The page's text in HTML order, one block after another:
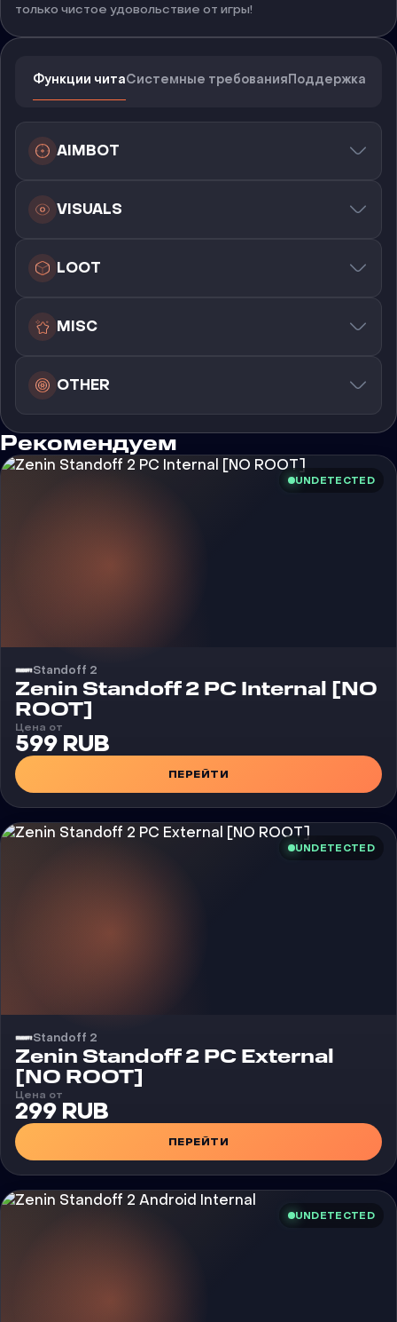
только чистое удовольствие от игры!
Функции читаСистемные требованияПоддержка
AIMBOT
VISUALS
LOOT
MISC
OTHER
Рекомендуем
UNDETECTED
Standoff 2
Чит
Zenin Standoff 2 PC Internal [NO
ROOT]
Цена от
599 RUB
ПЕРЕЙТИ
UNDETECTED
Standoff 2
Чит
Zenin Standoff 2 PC External
[NO ROOT]
Цена от
299 RUB
ПЕРЕЙТИ
UNDETECTED